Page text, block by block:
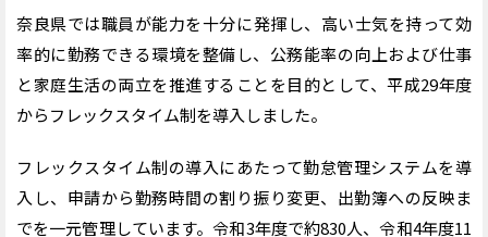
奈良県では職員が能力を十分に発揮し、高い士気を持って効
率的に勤務できる環境を整備し、公務能率の向上および仕事
と家庭生活の両立を推進することを目的として、平成29年度
からフレックスタイム制を導入しました。
フレックスタイム制の導入にあたって勤怠管理システムを導
入し、申請から勤務時間の割り振り変更、出勤簿への反映ま
でを一元管理しています。令和3年度で約830人、令和4年度11